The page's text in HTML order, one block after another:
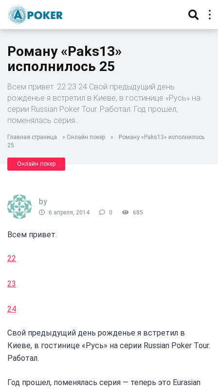
Роману «Paks13»
исполнилось 25
Всем привет. 22 23 24 Свой предыдущий день
рожденье я встретил в Киеве, в гостинице «Русь» на
серии Russian Poker Tour. Работал. Год прошел,
поменялась серия…
Главная страница » Онлайн покер »
Роману «Paks13» исполнилось
25
Онлайн покер
by
6 апреля, 2014 0 685
Всем привет.
22
23
24
Свой предыдущий день рожденье я встретил в
Киеве, в гостинице «Русь» на серии Russian Poker Tour.
Работал.
Год прошел, поменялась серия — теперь это Eurasian